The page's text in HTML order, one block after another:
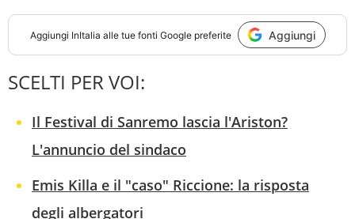
Aggiungi InItalia alle tue fonti Google preferite Aggiungi
SCELTI PER VOI:
Il Festival di Sanremo lascia l'Ariston?
L'annuncio del sindaco
Emis Killa e il "caso" Riccione: la risposta
degli albergatori